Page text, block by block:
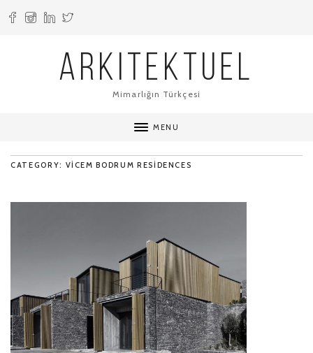
ARKITEKTUEL
Mimarlığın Türkçesi
MENU
CATEGORY: VICEM BODRUM RESIDENCES